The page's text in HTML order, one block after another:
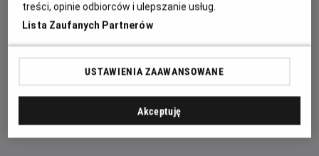
treści, opinie odbiorców i ulepszanie usług.
Lista Zaufanych Partnerów
USTAWIENIA ZAAWANSOWANE
Akceptuję